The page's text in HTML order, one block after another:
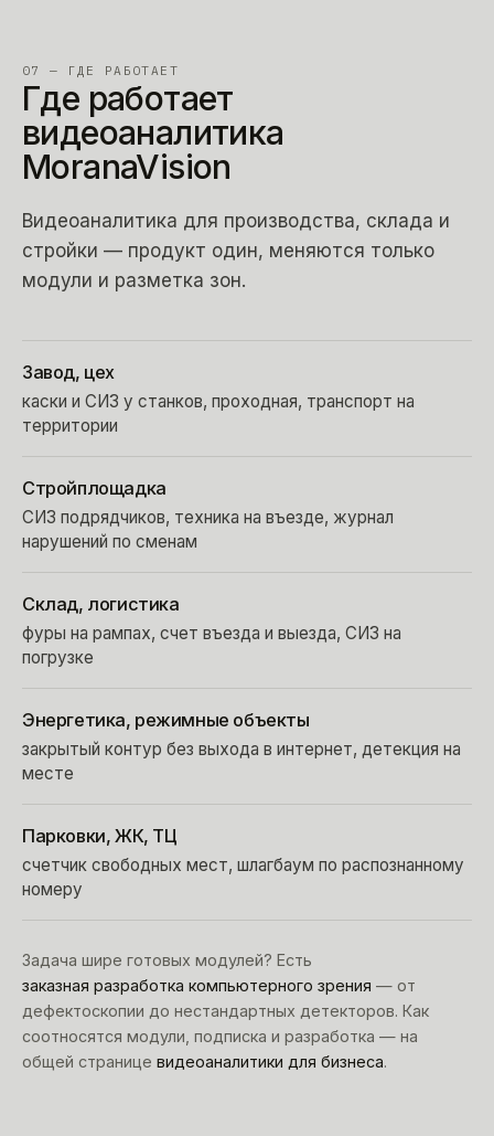
07 — ГДЕ РАБОТАЕТ
Где работает
видеоаналитика
MoranaVision
Видеоаналитика для производства, склада и
стройки — продукт один, меняются только
модули и разметка зон.
Завод, цех
каски и СИЗ у станков, проходная, транспорт на
территории
Стройплощадка
СИЗ подрядчиков, техника на въезде, журнал
нарушений по сменам
Склад, логистика
фуры на рампах, счет въезда и выезда, СИЗ на
погрузке
Энергетика, режимные объекты
закрытый контур без выхода в интернет, детекция на
месте
Парковки, ЖК, ТЦ
счетчик свободных мест, шлагбаум по распознанному
номеру
Задача шире готовых модулей? Есть
заказная разработка компьютерного зрения — от
дефектоскопии до нестандартных детекторов. Как
соотносятся модули, подписка и разработка — на
общей странице видеоаналитики для бизнеса.